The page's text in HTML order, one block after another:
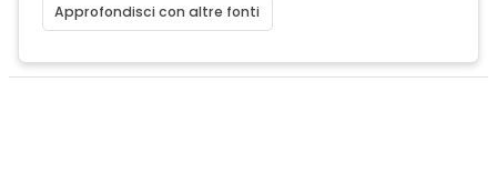
Approfondisci con altre fonti